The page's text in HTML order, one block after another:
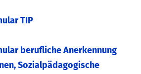
TIP
berufliche Anerkennung
Sozialpädagogische